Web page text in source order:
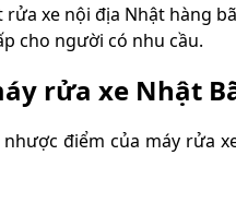
rửa xe nội địa Nhật hàng
cho người có nhu cầu.
rửa xe Nhật
điểm của máy rửa